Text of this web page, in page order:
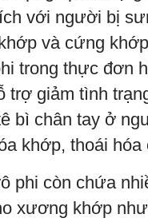
với người bị
và cứng
trong thực đơn
trợ giảm tình
bì chân tay ở
khớp, thoái hóa
phi còn chứa
xương khớp